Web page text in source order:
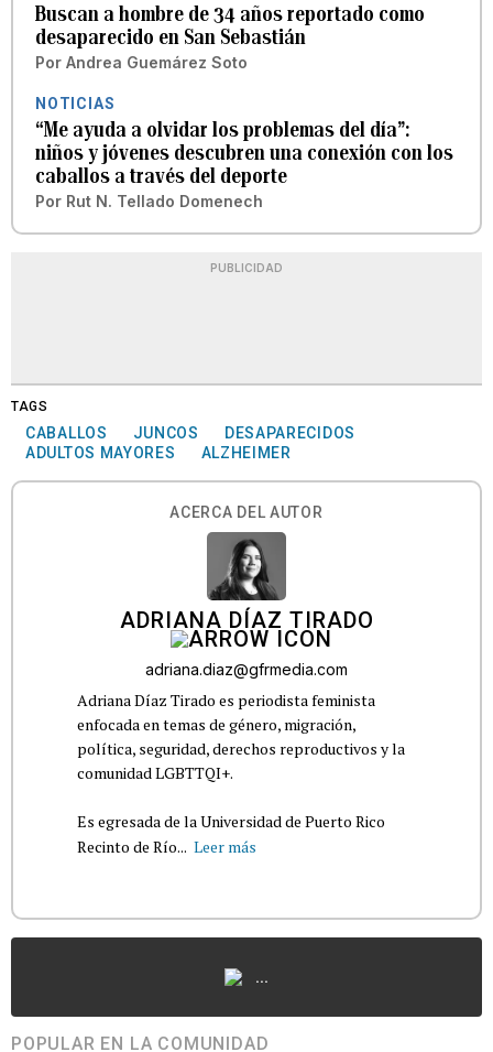
Buscan a hombre de 34 años reportado como
desaparecido en San Sebastián
Por Andrea Guemárez Soto
NOTICIAS
“Me ayuda a olvidar los problemas del día”:
niños y jóvenes descubren una conexión con los
caballos a través del deporte
Por Rut N. Tellado Domenech
PUBLICIDAD
TAGS
CABALLOS JUNCOS
DESAPARECIDOS
ADULTOS MAYORES
ALZHEIMER
ACERCA DEL AUTOR
ADRIANA DÍAZ TIRADO
adriana.diaz@gfrmedia.com
Adriana Díaz Tirado es periodista feminista
enfocada en temas de género, migración,
política, seguridad, derechos reproductivos y la
comunidad LGBTTQI+.
Es egresada de la Universidad de Puerto Rico
Recinto de Río... Leer más
...
POPULAR EN LA COMUNIDAD